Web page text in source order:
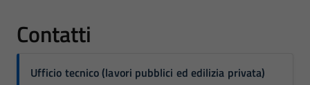
Contatti
Ufficio tecnico (lavori pubblici ed edilizia privata)